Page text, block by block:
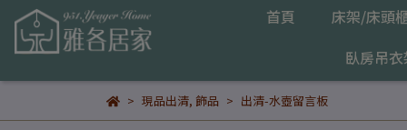
首頁
床架/床頭
臥房吊
現品出清, 飾品 出清-水壺留言板